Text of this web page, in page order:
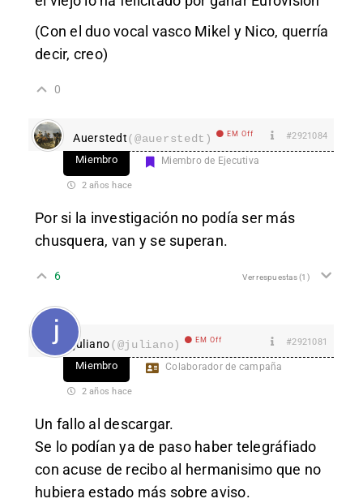
(Con el duo vocal vasco Mikel y Nico, querría
decir, creo)
0
Auerstedt(@auerstedt) EM Off #2921084
Miembro Miembro de Ejecutiva
2 años hace
Por si la investigación no podía ser más
chusquera, van y se superan.
6 Ver respuestas(1)
juliano(@juliano) EM Off #2921081
Miembro Colaborador de campaña
2 años hace
Un fallo al descargar.
Se lo podían ya de paso haber telegráfiado
con acuse de recibo al hermanisimo que no
hubiera estado más sobre aviso.